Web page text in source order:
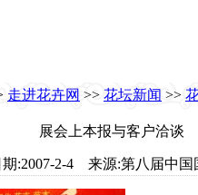
走进花卉网 >> 花坛新闻 >>
展会上本报与客户洽谈
期:2007-2-4 来源:第八届